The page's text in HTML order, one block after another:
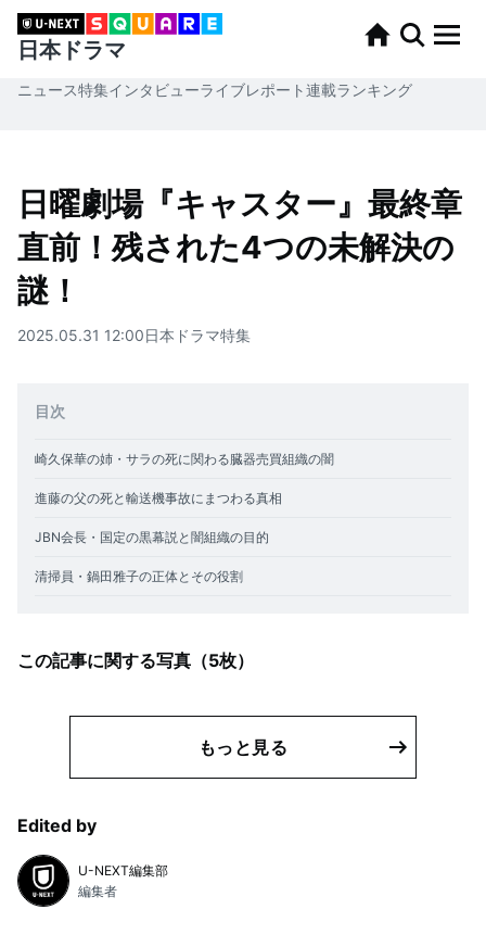
日本ドラマ
ニュース特集インタビューライブレポート連載ランキング
日曜劇場『キャスター』最終章
直前！残された4つの未解決の
謎！
2025.05.31 12:00日本ドラマ特集
目次
崎久保華の姉・サラの死に関わる臓器売買組織の闇
進藤の父の死と輸送機事故にまつわる真相
JBN会長・国定の黒幕説と闇組織の目的
清掃員・鍋田雅子の正体とその役割
この記事に関する写真（5枚）
もっと見る
Edited by
U-NEXT編集部
編集者